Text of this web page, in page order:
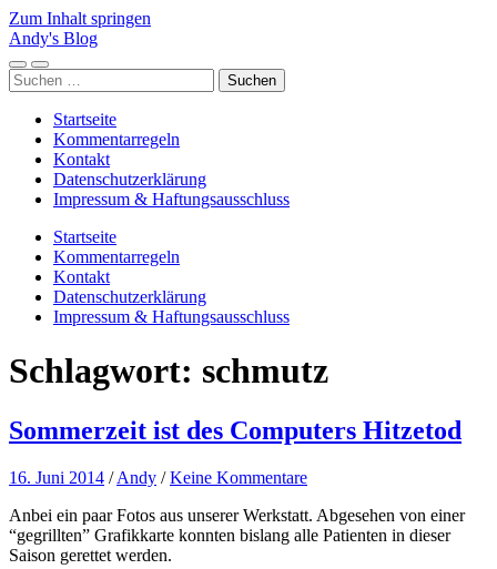
Zum Inhalt springen
Andy's Blog
Mobile-
Menü
Suchfeld
ein-/ausblenden
Suchen
nach:
Startseite
Kommentarregeln
Kontakt
Datenschutzerklärung
Impressum & Haftungsausschluss
Startseite
Kommentarregeln
Kontakt
Datenschutzerklärung
Impressum & Haftungsausschluss
Schlagwort: schmutz
Sommerzeit ist des Computers Hitzetod
16. Juni 2014 /Andy /Keine Kommentare
Anbei ein paar Fotos aus unserer Werkstatt. Abgesehen von einer
“gegrillten” Grafikkarte konnten bislang alle Patienten in dieser
Saison gerettet werden.